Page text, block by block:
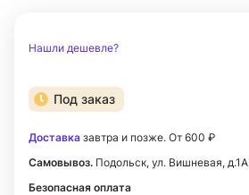
Нашли дешевле?
Под заказ
Доставка завтра и позже. От 600 ₽
Самовывоз. Подольск, ул. Вишневая, д.1А
Безопасная оплата